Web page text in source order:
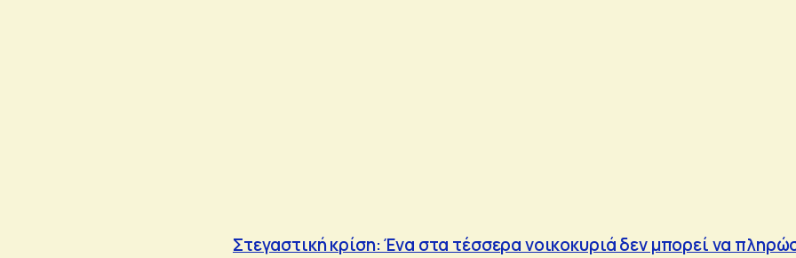
Στεγαστική κρίση: Ένα στα τέσσερα νοικοκυριά δεν μπορεί να